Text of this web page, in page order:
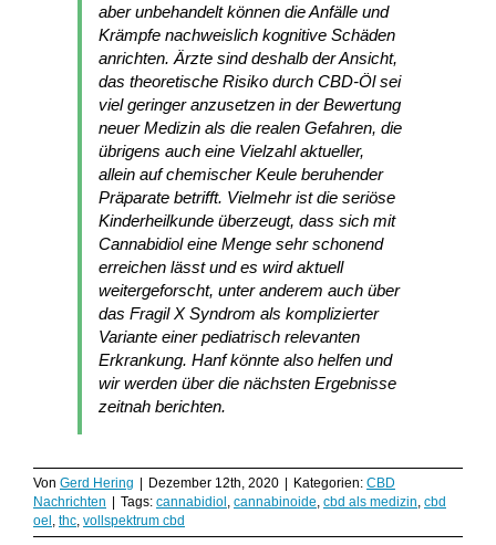
aber unbehandelt können die Anfälle und
Krämpfe nachweislich kognitive Schäden
anrichten. Ärzte sind deshalb der Ansicht,
das theoretische Risiko durch CBD-Öl sei
viel geringer anzusetzen in der Bewertung
neuer Medizin als die realen Gefahren, die
übrigens auch eine Vielzahl aktueller,
allein auf chemischer Keule beruhender
Präparate betrifft. Vielmehr ist die seriöse
Kinderheilkunde überzeugt, dass sich mit
Cannabidiol eine Menge sehr schonend
erreichen lässt und es wird aktuell
weitergeforscht, unter anderem auch über
das Fragil X Syndrom als komplizierter
Variante einer pediatrisch relevanten
Erkrankung. Hanf könnte also helfen und
wir werden über die nächsten Ergebnisse
zeitnah berichten.
Von Gerd Hering | Dezember 12th, 2020 | Kategorien: CBD
Nachrichten | Tags: cannabidiol, cannabinoide, cbd als medizin, cbd
oel, thc, vollspektrum cbd